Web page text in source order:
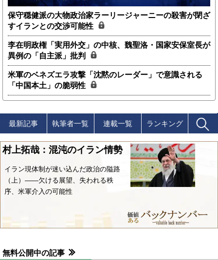
保守穏健派の大物政治家ラーリージャーニーの殺害が閉ざ
すイランとの交渉可能性
李在明政権「実用外交」の中核、魏聖洛・国家安保室長が
異例の「自主派」批判
米軍のベネズエラ攻撃「沈黙のレーダー」で意識される
「中国本土」の脆弱性
最新記事 執筆者一覧 連載一覧 ランキング
村上拓哉：混沌のイラン情勢
イラン現体制が迷い込んだ政治の隘路
（上）――欠ける展望、失われる秩
序、米軍介入の可能性
無料公開中の記事